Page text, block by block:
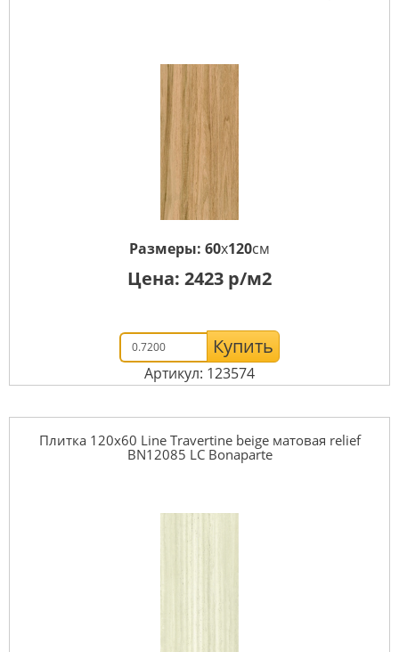
Размеры: 60x120см
Цена: 2423 р/м2
Купить
Артикул: 123574
Плитка 120x60 Line Travertine beige матовая relief
BN12085 LC Bonaparte